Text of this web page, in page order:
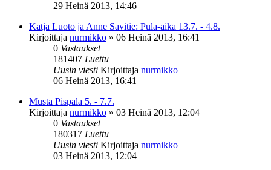
29 Heinä 2013, 14:46
Katja Luoto ja Anne Savitie: Pula-aika 13.7. - 4.8.
Kirjoittaja nurmikko » 06 Heinä 2013, 16:41
0 Vastaukset
181407 Luettu
Uusin viesti Kirjoittaja nurmikko
06 Heinä 2013, 16:41
Musta Pispala 5. - 7.7.
Kirjoittaja nurmikko » 03 Heinä 2013, 12:04
0 Vastaukset
180317 Luettu
Uusin viesti Kirjoittaja nurmikko
03 Heinä 2013, 12:04